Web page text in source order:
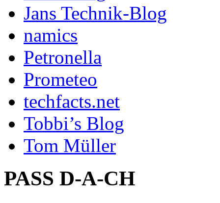
Jans Technik-Blog
namics
Petronella
Prometeo
techfacts.net
Tobbi’s Blog
Tom Müller
PASS D-A-CH